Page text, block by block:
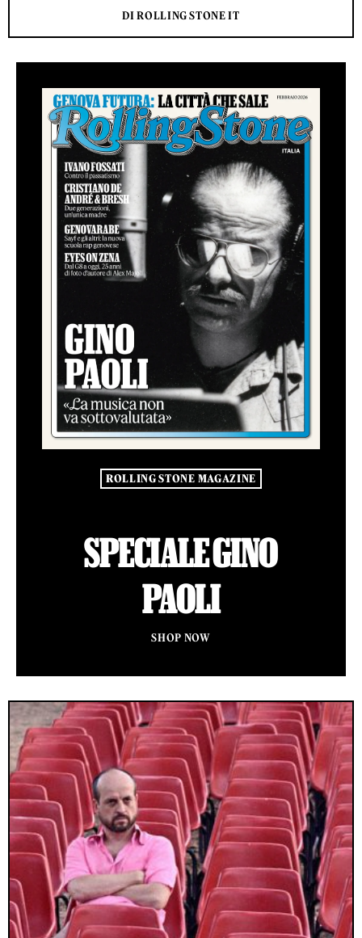
DI ROLLING STONE IT
ROLLING STONE MAGAZINE
SPECIALE GINO
PAOLI
SHOP NOW